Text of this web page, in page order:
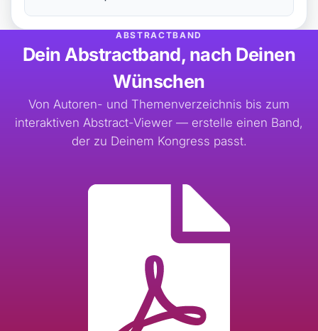
ABSTRACTBAND
Dein Abstractband, nach Deinen
Wünschen
Von Autoren- und Themenverzeichnis bis zum
interaktiven Abstract-Viewer — erstelle einen Band,
der zu Deinem Kongress passt.